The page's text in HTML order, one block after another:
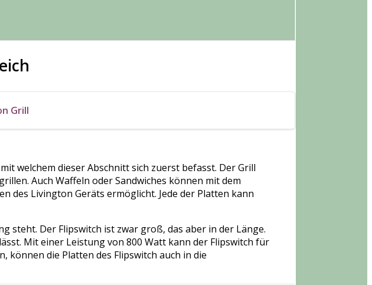
Grill
welchem dieser Abschnitt sich zuerst befasst. Der Grill
Auch Waffeln oder Sandwiches können mit dem
des Livington Geräts ermöglicht. Jede der Platten kann
steht. Der Flipswitch ist zwar groß, das aber in der Länge.
Mit einer Leistung von 800 Watt kann der Flipswitch für
können die Platten des Flipswitch auch in die